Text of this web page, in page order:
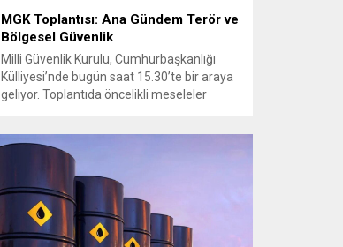
MGK Toplantısı: Ana Gündem Terör ve
Bölgesel Güvenlik
Milli Güvenlik Kurulu, Cumhurbaşkanlığı
Külliyesi’nde bugün saat 15.30’te bir araya
geliyor. Toplantıda öncelikli meseleler
Terörsüz Türkiye Kanun Teklifi
çerçevesinde, örgütün silah bırakma
sürecinin mevcut durumu ve istihbarat
raporları detaylı şekilde değerlendirilecek.
Ayrıca, yürütülen operasyonlar ve
koordinasyon mekanizmaları masada